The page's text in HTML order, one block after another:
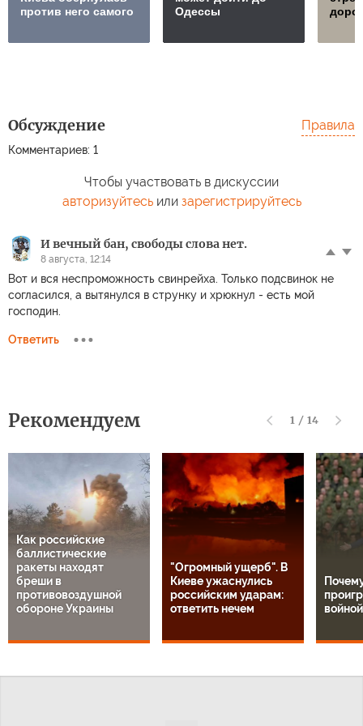
против него самого
Одессы
Обсуждение
Комментариев: 1
Правила
Чтобы участвовать в дискуссии
авторизуйтесьили зарегистрируйтесь
И вечный бан, свободы слова нет.
8 августа, 12:14
Вот и вся неспроможность свинрейха. Только подсвинок не
согласился, а вытянулся в струнку и хрюкнул - есть мой
господин.
Ответить
Рекомендуем 1 / 14
Как российские
баллистические
ракеты находят
бреши в
противовоздушной
обороне Украины
"Огромный ущерб". В
Киеве ужаснулись
российским ударам:
ответить нечем